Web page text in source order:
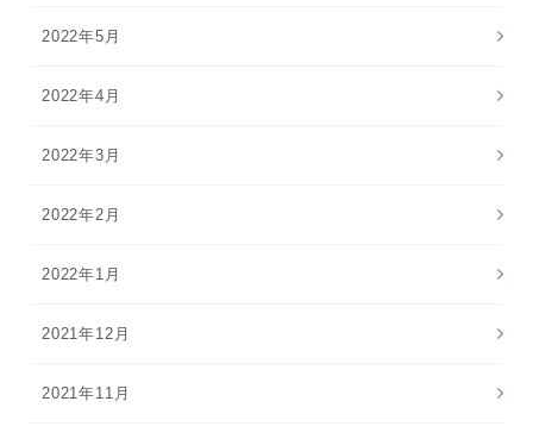
2022年5月
2022年4月
2022年3月
2022年2月
2022年1月
2021年12月
2021年11月